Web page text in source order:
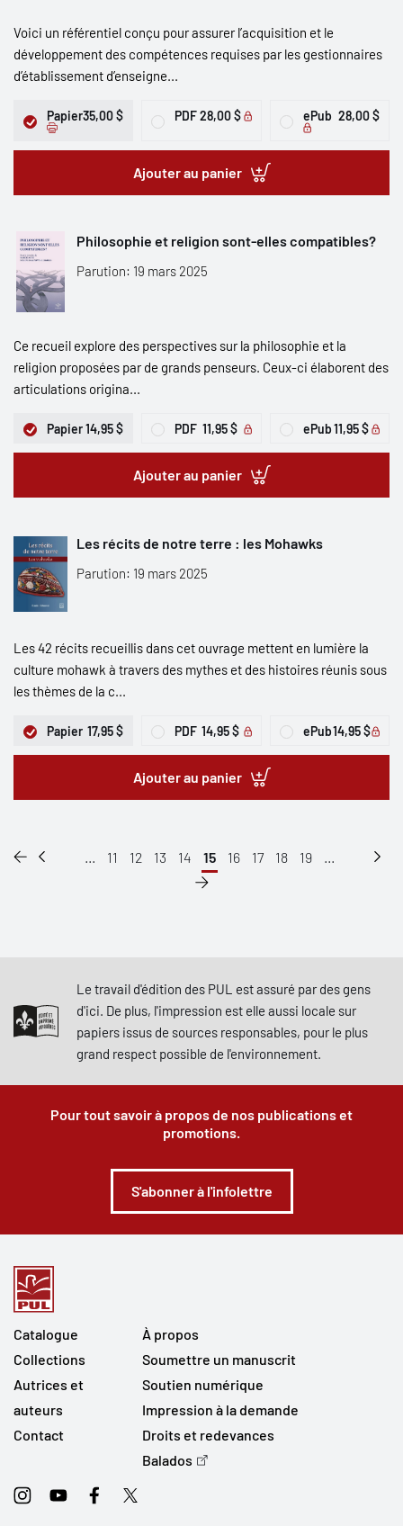
Voici un référentiel conçu pour assurer l’acquisition et le
développement des compétences requises par les gestionnaires
d’établissement d’enseigne...
Papier35,00 $ PDF28,00 $ ePub 28,00 $
Ajouter au panier
Philosophie et religion sont-elles compatibles?
Parution: 19 mars 2025
Ce recueil explore des perspectives sur la philosophie et la
religion proposées par de grands penseurs. Ceux-ci élaborent des
articulations origina...
Papier14,95 $ PDF 11,95 $ ePub11,95 $
Ajouter au panier
Les récits de notre terre : les Mohawks
Parution: 19 mars 2025
Les 42 récits recueillis dans cet ouvrage mettent en lumière la
culture mohawk à travers des mythes et des histoires réunis sous
les thèmes de la c...
Papier 17,95 $ PDF 14,95 $ ePub14,95 $
Ajouter au panier
... 11 12 13 14 15 16 17 18 19 ...
Le travail d'édition des PUL est assuré par des gens
d'ici. De plus, l'impression est elle aussi locale sur
papiers issus de sources responsables, pour le plus
grand respect possible de l'environnement.
Pour tout savoir à propos de nos publications et
promotions.
S'abonner à l'infolettre
Catalogue
Collections
Autrices et
auteurs
Contact
À propos
Soumettre un manuscrit
Soutien numérique
Impression à la demande
Droits et redevances
Balados
InstagramYoutubeFacebookTwitter